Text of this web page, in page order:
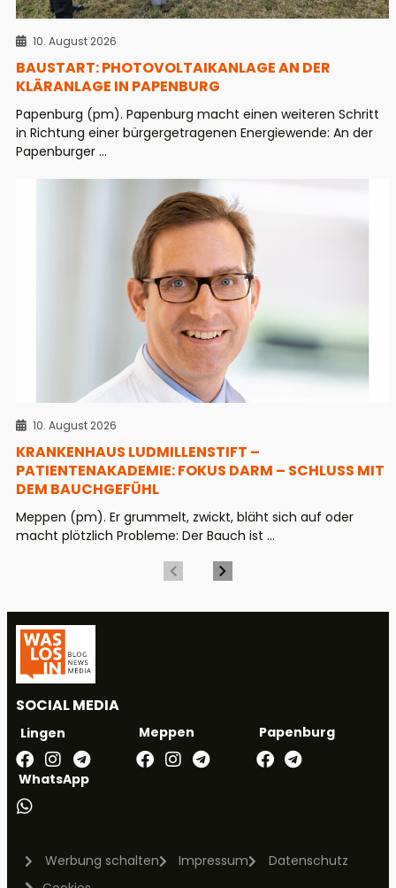
10. August 2026
BAUSTART: PHOTOVOLTAIKANLAGE AN DER
KLÄRANLAGE IN PAPENBURG
Papenburg (pm). Papenburg macht einen weiteren Schritt
in Richtung einer bürgergetragenen Energiewende: An der
Papenburger ...
10. August 2026
KRANKENHAUS LUDMILLENSTIFT –
PATIENTENAKADEMIE: FOKUS DARM – SCHLUSS MIT
DEM BAUCHGEFÜHL
Meppen (pm). Er grummelt, zwickt, bläht sich auf oder
macht plötzlich Probleme: Der Bauch ist ...
SOCIAL MEDIA
Lingen Meppen Papenburg
WhatsApp
Werbung schalten Impressum
Datenschutz